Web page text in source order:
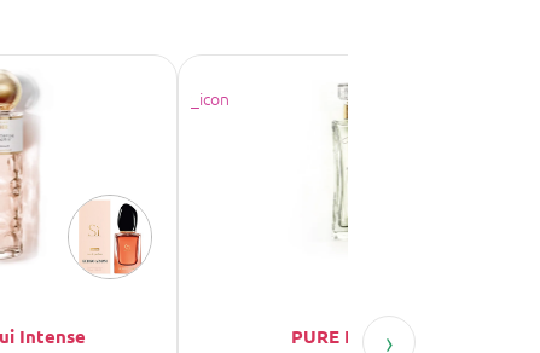
Intense PURE No. 7036
›